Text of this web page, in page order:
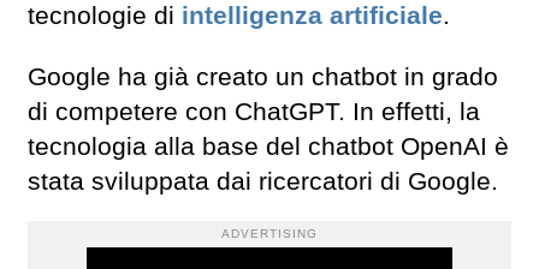
tecnologie di intelligenza artificiale.
Google ha già creato un chatbot in grado
di competere con ChatGPT. In effetti, la
tecnologia alla base del chatbot OpenAI è
stata sviluppata dai ricercatori di Google.
ADVERTISING